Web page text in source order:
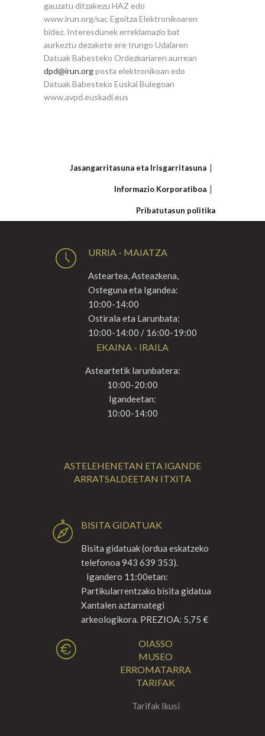
gauzatu ditzakezu HAZ edo
www.irun.org/sac Egoitza Elektronikoaren
bidez. Interesdunek erreklamazio bat
aurkeztu dezakete ere Irungo Udalaren
Datuak Babesteko Ordezkariaren aurrean
dpd@irun.orgposta elektronikoan edo
Datuak Babesteko Euskal Bulegoan
www.avpd.euskadi.eus
Jasangarritasuna eta Irisgarritasuna
Informazio Korporatiboa
Pribatutasun politika
URRIA - MAIATZA
Asteartea, Asteazkena,
Osteguna eta Igandea:
10:00-14:00
Ostirala eta Larunbata:
10:00-14:00 / 16:00-19:00
EKAINA - IRAILA
Asteartetik larunbatera:
10:00-20:00
Igandeetan:
10:00-14:00
ASTELEHENETAN ETA IGANDE
ARRATSALDEETAN ITXITA
BISITA GIDATUAK
Bisita gidatuak (ordua eskatzeko
telefonoa 943 639 353).
Igandero 11:00etan:
Partikularrentzako bisita gidatua
Xantalen aztarnategi
arkeologikora. PREZIOA: 5,75 €
OIASSO
MUSEO
ERROMATARRA
TARIFAK
Tarifak Ikusi